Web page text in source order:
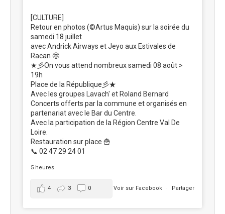
[CULTURE]
Retour en photos (©Artus Maquis) sur la soirée du
samedi 18 juillet
avec Andrick Airways et Jeyo aux Estivales de
Racan 🤩
★彡On vous attend nombreux samedi 08 août >
19h
Place de la République彡★
Avec les groupes Lavach' et Roland Bernard
Concerts offerts par la commune et organisés en
partenariat avec le Bar du Centre.
Avec la participation de la Région Centre Val De
Loire.
Restauration sur place 🍟
📞 02 47 29 24 01
5 heures
Voir sur Facebook · Partager
4 3 0